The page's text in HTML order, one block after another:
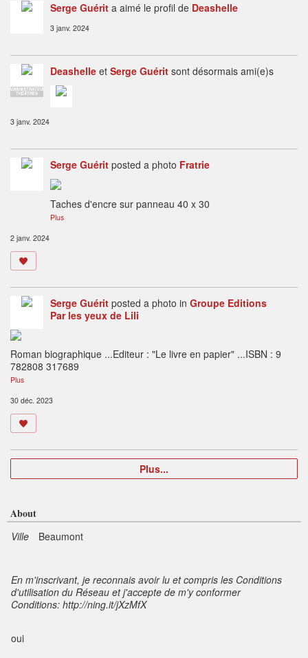
Serge Guérit a aimé le profil de Deashelle
3 janv. 2024
ADMINISTRATEUR
THÉÂTRES
Deashelle et Serge Guérit sont désormais ami(e)s
3 janv. 2024
Serge Guérit posted a photo Fratrie
Taches d'encre sur panneau 40 x 30
Plus
2 janv. 2024
Serge Guérit posted a photo in Groupe Editions
Par les yeux de Lili
Roman biographique ...Editeur : "Le livre en papier" ...ISBN : 9
782808 317689
Plus
30 déc. 2023
Plus...
About
Ville Beaumont
En m'inscrivant, je reconnais avoir lu et compris les Conditions
d'utilisation du Réseau et j'accepte de m'y conformer
Conditions: http://ning.it/jXzMfX
oui